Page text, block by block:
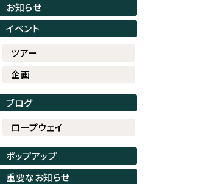
お知らせ
イベント
ツアー
企画
ブログ
ロープウェイ
ポップアップ
重要なお知らせ